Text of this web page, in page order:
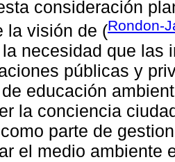
consideración
la visión de (Rondon-
necesidad que las
públicas y
educación
la conciencia
parte de
el medio ambiente